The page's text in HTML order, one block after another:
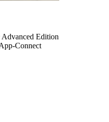
Edition
Connect